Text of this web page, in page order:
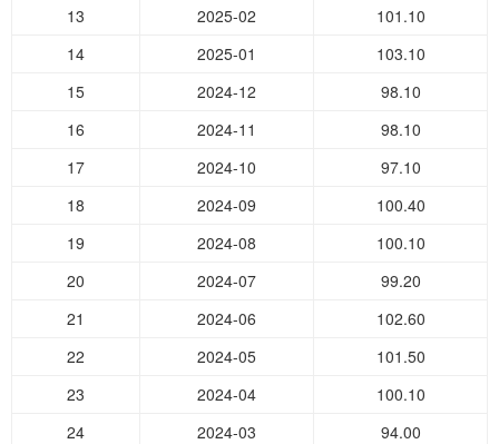
13
2025-02
101.10
14
2025-01
103.10
15
2024-12
98.10
16
2024-11
98.10
17
2024-10
97.10
18
2024-09
100.40
19
2024-08
100.10
20
2024-07
99.20
21
2024-06
102.60
22
2024-05
101.50
23
2024-04
100.10
24
2024-03
94.00